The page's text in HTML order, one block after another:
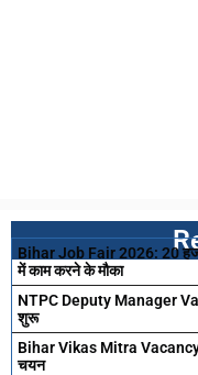
Bihar Job Fair 2026: 20
में काम करने के मौका
NTPC Deputy Manager
शुरू
Bihar Vikas Mitra Vacancy
चयन